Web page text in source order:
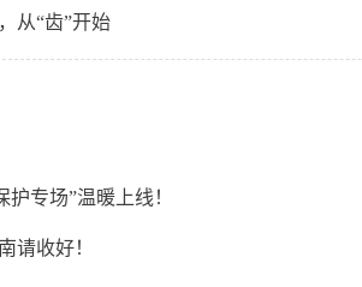
从“齿”开始
专场”温暖上线！
请收好！